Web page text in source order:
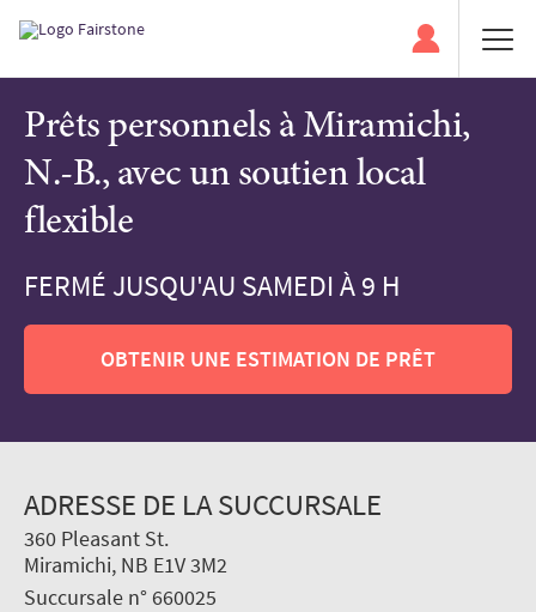
Prêts personnels à Miramichi,
N.-B., avec un soutien local
flexible
FERMÉ JUSQU'AU SAMEDI À 9 H
OBTENIR UNE ESTIMATION DE PRÊT
ADRESSE DE LA SUCCURSALE
360 Pleasant St.
Miramichi, NB E1V 3M2
Succursale n° 660025